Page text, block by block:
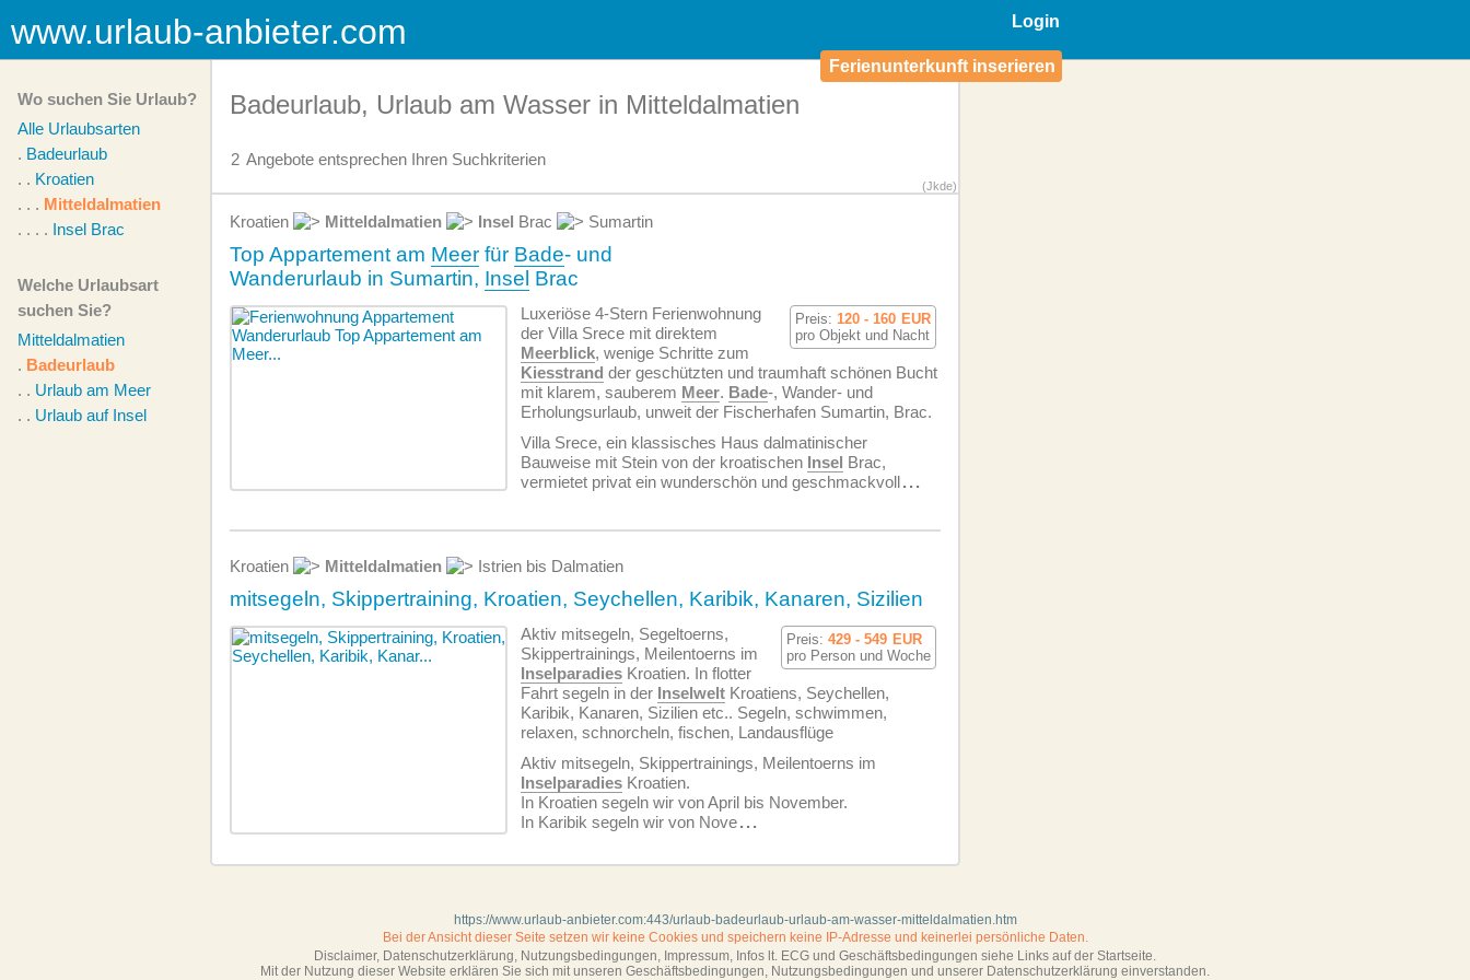
Login
Ferienunterkunft inserieren
www.urlaub-anbieter.com
Wo suchen Sie Urlaub?
Alle Urlaubsarten
. Badeurlaub
. . Kroatien
. . . Mitteldalmatien
. . . . Insel Brac
Welche Urlaubsart
suchen Sie?
Mitteldalmatien
. Badeurlaub
. . Urlaub am Meer
. . Urlaub auf Insel
Badeurlaub, Urlaub am Wasser in Mitteldalmatien
2 Angebote entsprechen Ihren Suchkriterien
(Jkde)
Kroatien Mitteldalmatien Insel Brac Sumartin
Top Appartement am Meer für Bade- und
Wanderurlaub in Sumartin, Insel Brac
Preis: 120 - 160 EUR
pro Objekt und Nacht
Luxeriöse 4-Stern Ferien­wohnung
der Villa Srece mit direktem
Meerblick, wenige Schritte zum
Kiesstrand der geschützten und traumhaft schönen Bucht
mit klarem, sauberem Meer. Bade-, Wander- und
Erholungsurlaub, unweit der Fischerhafen Sumartin, Brac.
Villa Srece, ein klassisches Haus dalmatinischer
Bauweise mit Stein von der kroatischen Insel Brac,
vermietet privat ein wunderschön und geschmackvoll...
Kroatien Mitteldalmatien Istrien bis Dalmatien
mitsegeln, Skippertraining, Kroatien, Seychellen, Karibik, Kanaren, Sizilien
Preis: 429 - 549 EUR
pro Person und Woche
Aktiv mitsegeln, Segeltoerns,
Skippertrainings, Meilentoerns im
Inselparadies Kroatien. In flotter
Fahrt segeln in der Inselwelt Kroatiens, Seychellen,
Karibik, Kanaren, Sizilien etc.. Segeln, schwimmen,
relaxen, schnorcheln, fischen, Landausflüge
Aktiv mitsegeln, Skippertrainings, Meilentoerns im
Inselparadies Kroatien.
In Kroatien segeln wir von April bis November.
In Karibik segeln wir von Nove...
https://www.urlaub-anbieter.com:443/urlaub-badeurlaub-urlaub-am-wasser-mitteldalmatien.htm
Bei der Ansicht dieser Seite setzen wir keine Cookies und speichern keine IP-Adresse und keinerlei persönliche Daten.
Disclaimer, Datenschutzerklärung, Nutzungsbedingungen, Impressum, Infos lt. ECG und Geschäftsbedingungen siehe Links auf der Startseite.
Mit der Nutzung dieser Website erklären Sie sich mit unseren Geschäftsbedin­gungen, Nutzungsbedingungen und unserer Datenschutzerklärung einverstanden.